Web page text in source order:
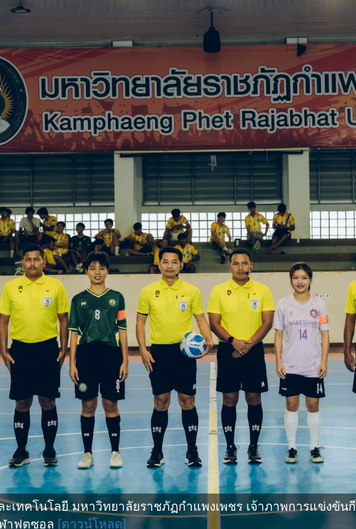
ทคโนโลยี มหาวิทยาลัยราชภัฏกำแพงเพชร เจ้าภาพการแข่งขัน
าฟุตซอล [ดาวน์โหลด]